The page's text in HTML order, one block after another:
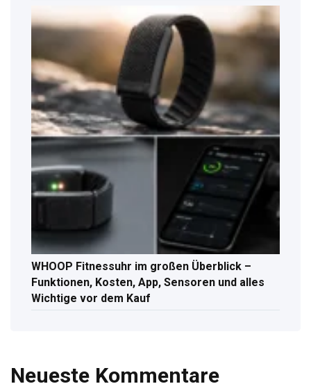
WHOOP Fitnessuhr im großen Überblick –
Funktionen, Kosten, App, Sensoren und alles
Wichtige vor dem Kauf
Neueste Kommentare